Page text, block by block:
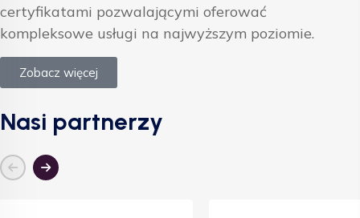
certyfikatami pozwalającymi oferować
kompleksowe usługi na najwyższym poziomie.
Zobacz więcej
Nasi partnerzy